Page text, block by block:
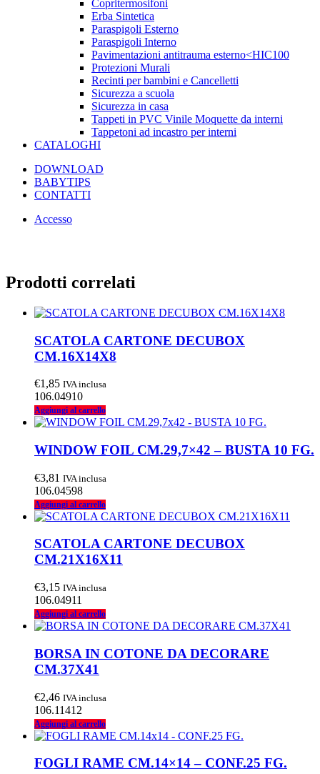
Copritermosifoni
Erba Sintetica
Paraspigoli Esterno
Paraspigoli Interno
Pavimentazioni antitrauma esterno<HIC100
Protezioni Murali
Recinti per bambini e Cancelletti
Sicurezza a scuola
Sicurezza in casa
Tappeti in PVC Vinile Moquette da interni
Tappetoni ad incastro per interni
CATALOGHI
DOWNLOAD
BABYTIPS
CONTATTI
Accesso
Prodotti correlati
SCATOLA CARTONE DECUBOX
CM.16X14X8
€1,85 IVA inclusa
106.04910
Aggiungi al carrello
WINDOW FOIL CM.29,7×42 – BUSTA 10 FG.
€3,81 IVA inclusa
106.04598
Aggiungi al carrello
SCATOLA CARTONE DECUBOX
CM.21X16X11
€3,15 IVA inclusa
106.04911
Aggiungi al carrello
BORSA IN COTONE DA DECORARE
CM.37X41
€2,46 IVA inclusa
106.11412
Aggiungi al carrello
FOGLI RAME CM.14×14 – CONF.25 FG.